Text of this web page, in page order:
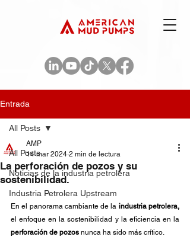
Entrada
All Posts
Noticias de la industria petrolera
Industria Petrolera Upstream
All Posts
La perforación de pozos y su
sostenibilidad.
AMP
14 mar 2024 2 min de lectura
En el panorama cambiante de la industria petrolera,
perforación de pozos nunca ha sido más crítico.